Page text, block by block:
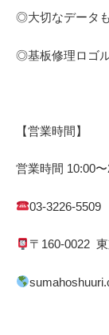
◎大切なデータ
◎基板修理ロゴ
【営業時間】
営業時間 10:00〜
03-3226-5509
〒 160-0022